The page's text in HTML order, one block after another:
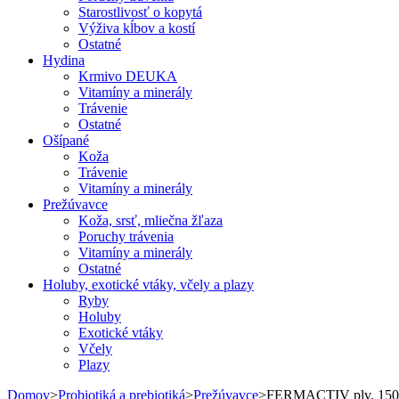
Starostlivosť o kopytá
Výživa kĺbov a kostí
Ostatné
Hydina
Krmivo DEUKA
Vitamíny a minerály
Trávenie
Ostatné
Ošípané
Koža
Trávenie
Vitamíny a minerály
Prežúvavce
Koža, srsť, mliečna žľaza
Poruchy trávenia
Vitamíny a minerály
Ostatné
Holuby, exotické vtáky, včely a plazy
Ryby
Holuby
Exotické vtáky
Včely
Plazy
Domov>Probiotiká a prebiotiká>Prežúvavce>FERMACTIV plv.